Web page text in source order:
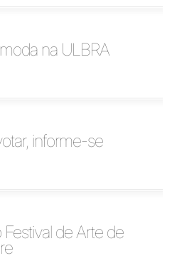
na ULBRA
informe-se
de Arte de